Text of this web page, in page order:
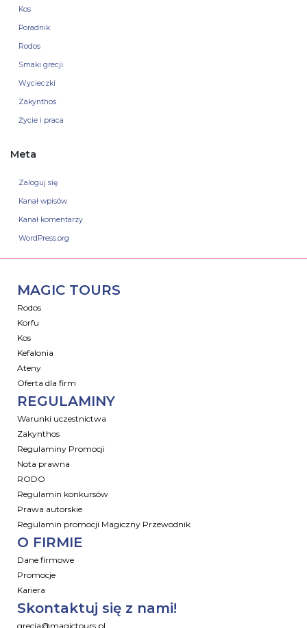
Kos
Poradnik
Rodos
Smaki grecji
Wycieczki
Zakynthos
Życie i praca
Meta
Zaloguj się
Kanał wpisów
Kanał komentarzy
WordPress.org
MAGIC TOURS
Rodos
Korfu
Kos
Kefalonia
Ateny
Oferta dla firm
REGULAMINY
Warunki uczestnictwa
Zakynthos
Regulaminy Promocji
Nota prawna
RODO
Regulamin konkursów
Prawa autorskie
Regulamin promocji Magiczny Przewodnik
O FIRMIE
Dane firmowe
Promocje
Kariera
Skontaktuj się z nami!
grecja@magictours.pl